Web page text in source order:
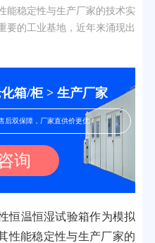
能稳定性与生产厂家的技术实
要的工业基地，近年来涌现出
箱/柜 > 生产厂家
后双保障，厂家直供价更优！
询
恒温恒湿试验箱作为模拟
性能稳定性与生产厂家的